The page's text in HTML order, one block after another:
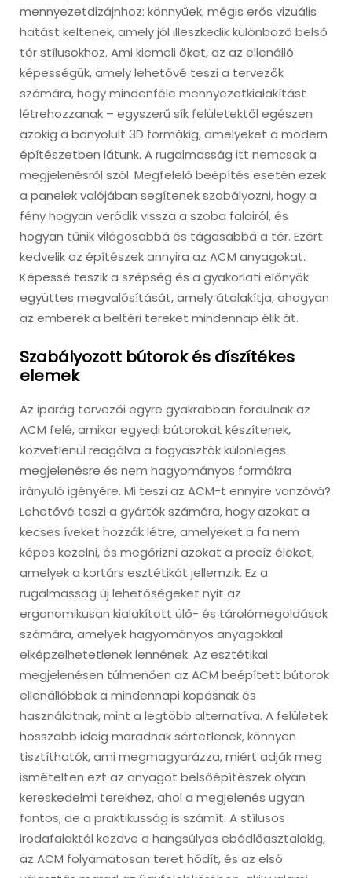
mennyezetdizájnhoz: könnyűek, mégis erős vizuális
hatást keltenek, amely jól illeszkedik különböző belső
tér stílusokhoz. Ami kiemeli őket, az az ellenálló
képességük, amely lehetővé teszi a tervezők
számára, hogy mindenféle mennyezetkialakítást
létrehozzanak – egyszerű sík felületektől egészen
azokig a bonyolult 3D formákig, amelyeket a modern
építészetben látunk. A rugalmasság itt nemcsak a
megjelenésről szól. Megfelelő beépítés esetén ezek
a panelek valójában segítenek szabályozni, hogy a
fény hogyan verődik vissza a szoba falairól, és
hogyan tűnik világosabbá és tágasabbá a tér. Ezért
kedvelik az építészek annyira az ACM anyagokat.
Képessé teszik a szépség és a gyakorlati előnyök
együttes megvalósítását, amely átalakítja, ahogyan
az emberek a beltéri tereket mindennap élik át.
Szabályozott bútorok és díszítékes
elemek
Az iparág tervezői egyre gyakrabban fordulnak az
ACM felé, amikor egyedi bútorokat készítenek,
közvetlenül reagálva a fogyasztók különleges
megjelenésre és nem hagyományos formákra
irányuló igényére. Mi teszi az ACM-t ennyire vonzóvá?
Lehetővé teszi a gyártók számára, hogy azokat a
kecses íveket hozzák létre, amelyeket a fa nem
képes kezelni, és megőrizni azokat a precíz éleket,
amelyek a kortárs esztétikát jellemzik. Ez a
rugalmasság új lehetőségeket nyit az
ergonomikusan kialakított ülő- és tárolómegoldások
számára, amelyek hagyományos anyagokkal
elképzelhetetlenek lennének. Az esztétikai
megjelenésen túlmenően az ACM beépített bútorok
ellenállóbbak a mindennapi kopásnak és
használatnak, mint a legtöbb alternatíva. A felületek
hosszabb ideig maradnak sértetlenek, könnyen
tisztíthatók, ami megmagyarázza, miért adják meg
ismételten ezt az anyagot belsőépítészek olyan
kereskedelmi terekhez, ahol a megjelenés ugyan
fontos, de a praktikusság is számít. A stílusos
irodafalaktól kezdve a hangsúlyos ebédlőasztalokig,
az ACM folyamatosan teret hódít, és az első